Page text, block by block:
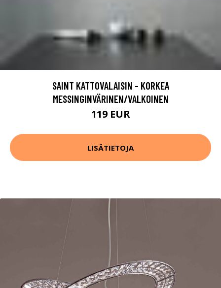
SAINT KATTOVALAISIN - KORKEA
MESSINGINVÄRINEN/VALKOINEN
119 EUR
LISÄTIETOJA